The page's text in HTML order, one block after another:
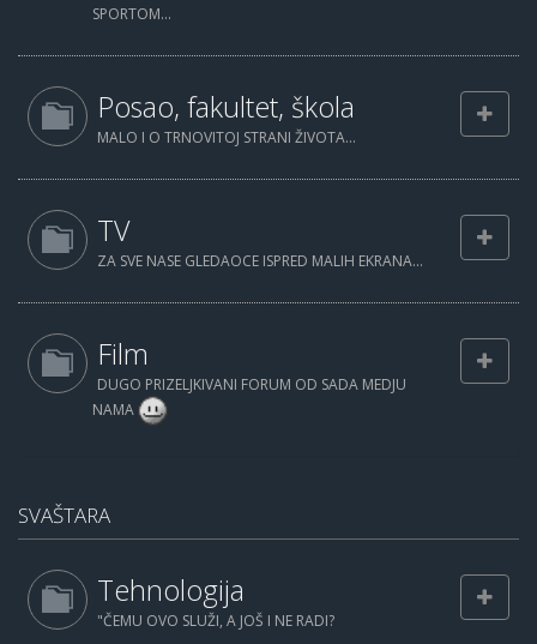
SPORTOM...
Posao, fakultet, škola
MALO I O TRNOVITOJ STRANI ŽIVOTA...
TV
ZA SVE NASE GLEDAOCE ISPRED MALIH EKRANA...
Film
DUGO PRIZELJKIVANI FORUM OD SADA MEDJU
NAMA
SVAŠTARA
Tehnologija
"ČEMU OVO SLUŽI, A JOŠ I NE RADI?